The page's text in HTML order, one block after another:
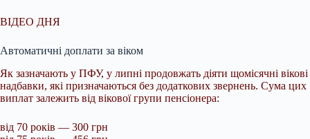
ВІДЕО ДНЯ
Автоматичні доплати за віком
Як зазначають у ПФУ, у липні продовжать діяти щомісячні вікові
надбавки, які призначаються без додаткових звернень. Сума цих
виплат залежить від вікової групи пенсіонера:
від 70 років — 300 грн